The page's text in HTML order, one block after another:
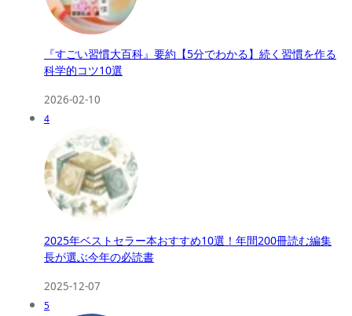
『すごい習慣大百科』要約【5分でわかる】続く習慣を作る
科学的コツ10選
2026-02-10
4
2025年ベストセラー本おすすめ10選！年間200冊読む編集
長が選ぶ今年の必読書
2025-12-07
5